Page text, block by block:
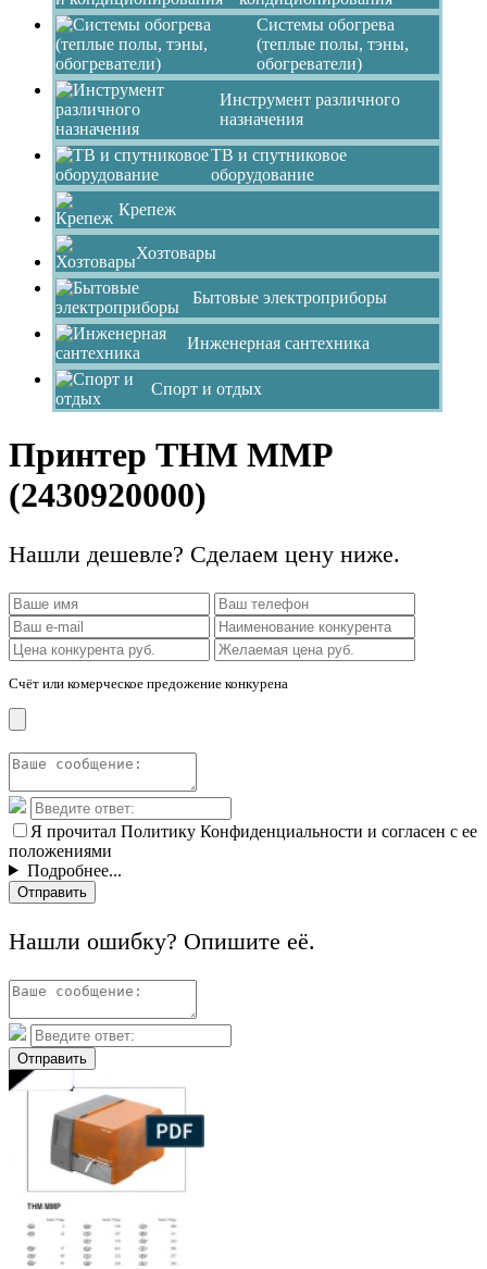
Системы обогрева
(теплые полы, тэны,
обогреватели)
Инструмент различного
назначения
ТВ и спутниковое
оборудование
Крепеж
Хозтовары
Бытовые электроприборы
Инженерная сантехника
Спорт и отдых
Принтер THM MMP
(2430920000)
Нашли дешевле? Сделаем цену ниже.
Счёт или комерческое предожение конкурена
Я прочитал Политику Конфиденциальности и согласен с ее
положениями
Подробнее...
Отправить
Нашли ошибку? Опишите её.
Отправить